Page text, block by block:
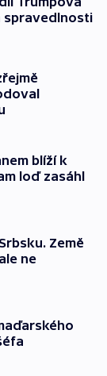
spravedlnosti
blíží k
loď zasáhl
Země
ne